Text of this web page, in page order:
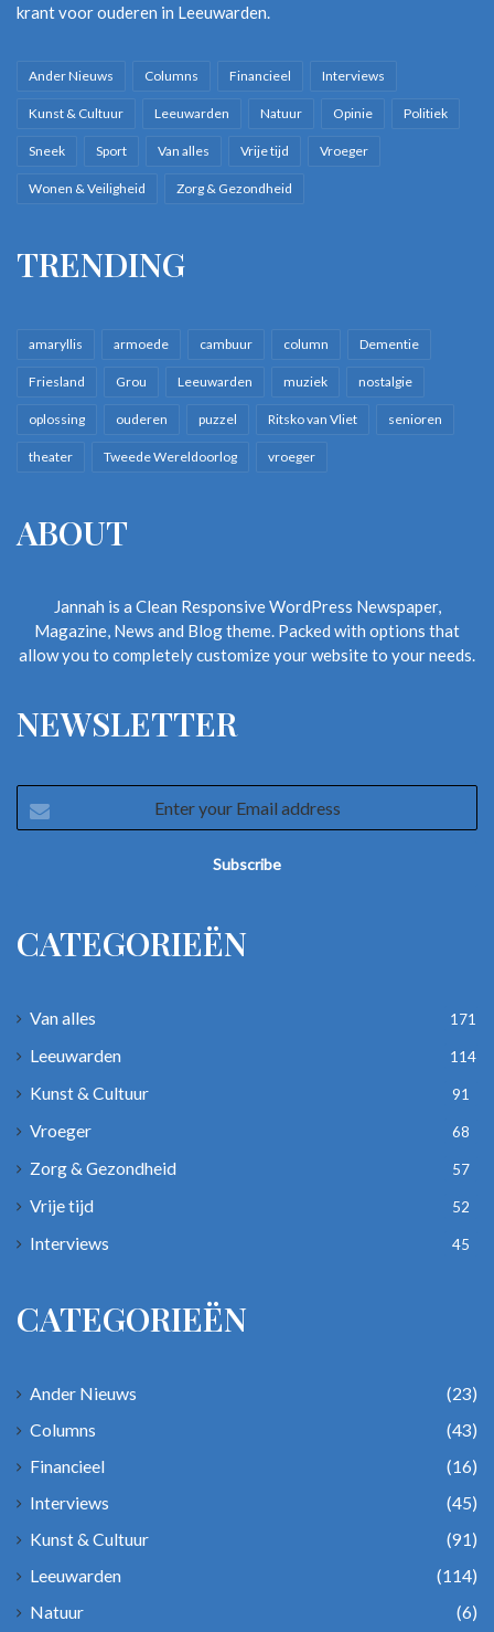
krant voor ouderen in Leeuwarden.
Ander Nieuws Columns Financieel Interviews
Kunst & Cultuur Leeuwarden Natuur Opinie Politiek
Sneek Sport Van alles Vrije tijd Vroeger
Wonen & Veiligheid Zorg & Gezondheid
TRENDING
amaryllis armoede cambuur column Dementie
Friesland Grou Leeuwarden muziek nostalgie
oplossing ouderen puzzel Ritsko van Vliet senioren
theater Tweede Wereldoorlog vroeger
ABOUT
Jannah is a Clean Responsive WordPress Newspaper,
Magazine, News and Blog theme. Packed with options that
allow you to completely customize your website to your needs.
NEWSLETTER
your
CATEGORIEËN
Van alles 171
Leeuwarden 114
Kunst & Cultuur 91
Vroeger 68
Zorg & Gezondheid 57
Vrije tijd 52
Interviews 45
CATEGORIEËN
Ander Nieuws
(23)
Columns
(43)
Financieel
(16)
Interviews
(45)
Kunst & Cultuur
(91)
Leeuwarden
(114)
Natuur
(6)